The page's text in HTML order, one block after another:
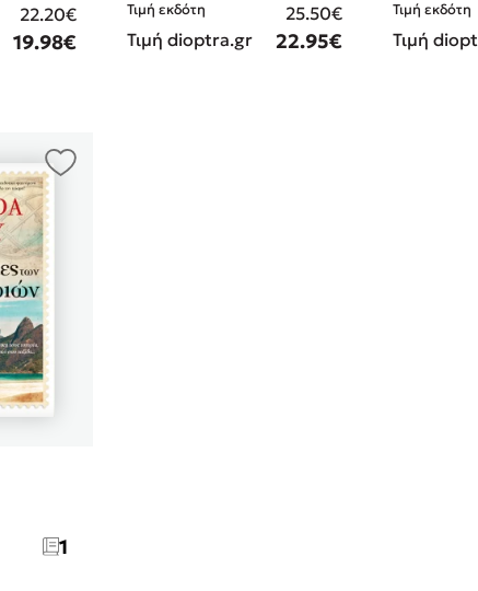
22.20€
19.98€
Τιμή εκδότη
25.50€
Τιμή dioptra.gr
22.95€
Τιμή εκδότη
Τιμή
1